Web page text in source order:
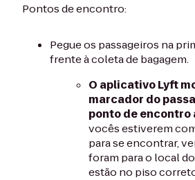
Pontos de encontro:
Pegue os passageiros na
frente à coleta de bagagem.
O aplicativo Lyft
marcador do
ponto de encontro
vocês estiverem
para se encontrar,
foram para o local
estão no piso